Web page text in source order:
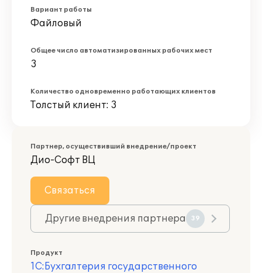
Вариант работы
Файловый
Общее число автоматизированных рабочих мест
3
Количество одновременно работающих клиентов
Толстый клиент: 3
Партнер, осуществивший внедрение/проект
Дио-Софт ВЦ
Связаться
Другие внедрения партнера 39
Продукт
1С:Бухгалтерия государственного